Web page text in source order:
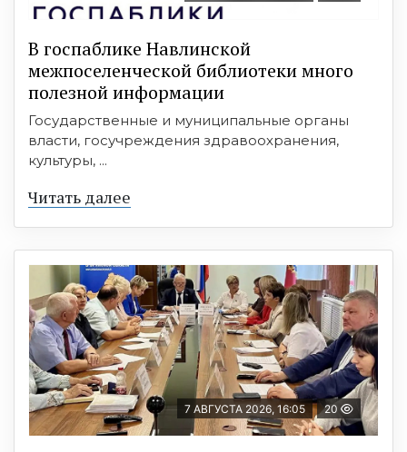
В госпаблике Навлинской
межпоселенческой библиотеки много
полезной информации
Государственные и муниципальные органы
власти, госучреждения здравоохранения,
культуры, ...
Читать далее
7 АВГУСТА 2026, 16:05 20